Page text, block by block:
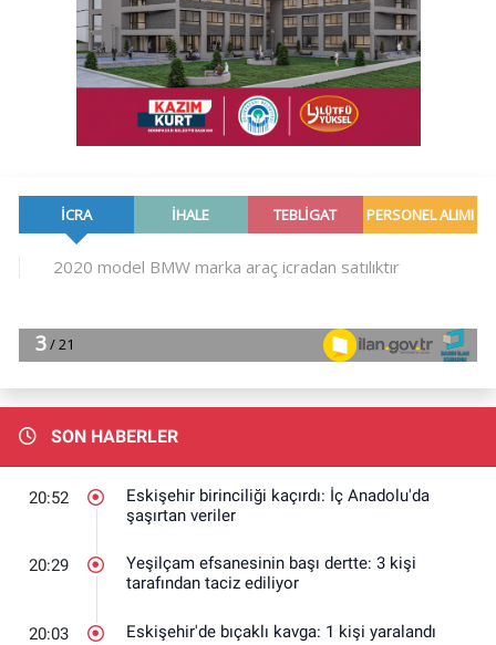
SON HABERLER
20:52
Eskişehir birinciliği kaçırdı: İç Anadolu'da
şaşırtan veriler
20:29
Yeşilçam efsanesinin başı dertte: 3 kişi
tarafından taciz ediliyor
20:03 Eskişehir'de bıçaklı kavga: 1 kişi yaralandı